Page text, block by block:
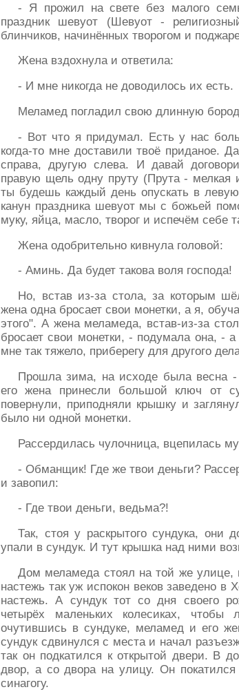
- Я прожил на свете без малого
праздник шевуот (Шевуот -
блинчиков, начинённых творогом и
Жена вздохнула и ответила:
- И мне никогда не доводилось их есть.
Меламед погладил свою длинную
- Вот что я придумал. Есть у нас
когда-то мне доставили твоё приданое.
справа, другую слева. И давай
правую щель одну пруту (Прута - мелкая
ты будешь каждый день опускать в
канун праздника шевуот мы с божьей
муку, яйца, масло, творог и испечём себе
Жена одобрительно кивнула головой:
- Аминь. Да будет такова воля господа!
Но, встав из-за стола, за которым
жена одна бросает свои монетки, а я,
этого". А жена меламеда, встав-из-за
бросает свои монетки, - подумала она, -
мне так тяжело, приберегу для другого
Прошла зима, на исходе была весна
его жена принесли большой ключ от
повернули, приподняли крышку и
было ни одной монетки.
Рассердилась чулочница, вцепилась
- Обманщик! Где же твои деньги?
и завопил:
- Где твои деньги, ведьма?!
Так, стоя у раскрытого сундука, они
упали в сундук. И тут крышка над ними
Дом меламеда стоял на той же улице,
настежь так уж испокон веков заведено
настежь. А сундук тот со дня своего
четырёх маленьких колесиках,
очутившись в сундуке, меламед и его
сундук сдвинулся с места и начал
так он подкатился к открытой двери. В
двор, а со двора на улицу. Он
синагогу.